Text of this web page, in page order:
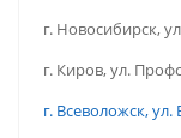
г. Новосибирск,
г. Киров, ул.
г. Всеволожск,